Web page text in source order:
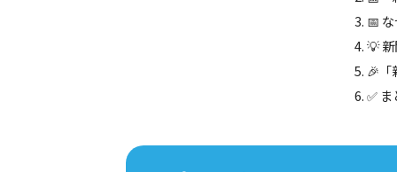
📅
💡
🎉「
✅